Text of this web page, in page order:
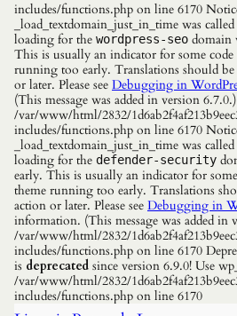
includes/functions.php on line 6170
_load_textdomain_just_in_time was called
loading for the wordpress-seo domain
This is usually an indicator for some
running too early. Translations should be
or later. Please see Debugging in
(This message was added in version
/var/www/html/2832/
includes/functions.php on line 6170
_load_textdomain_just_in_time was called
loading for the defender-security
early. This is usually an indicator for
theme running too early. Translations
action or later. Please see Debugging in
information. (This message was added in
/var/www/html/2832/
includes/functions.php on line 6170
is deprecated since version 6.9.0! Use
/var/www/html/2832/
includes/functions.php on line 6170